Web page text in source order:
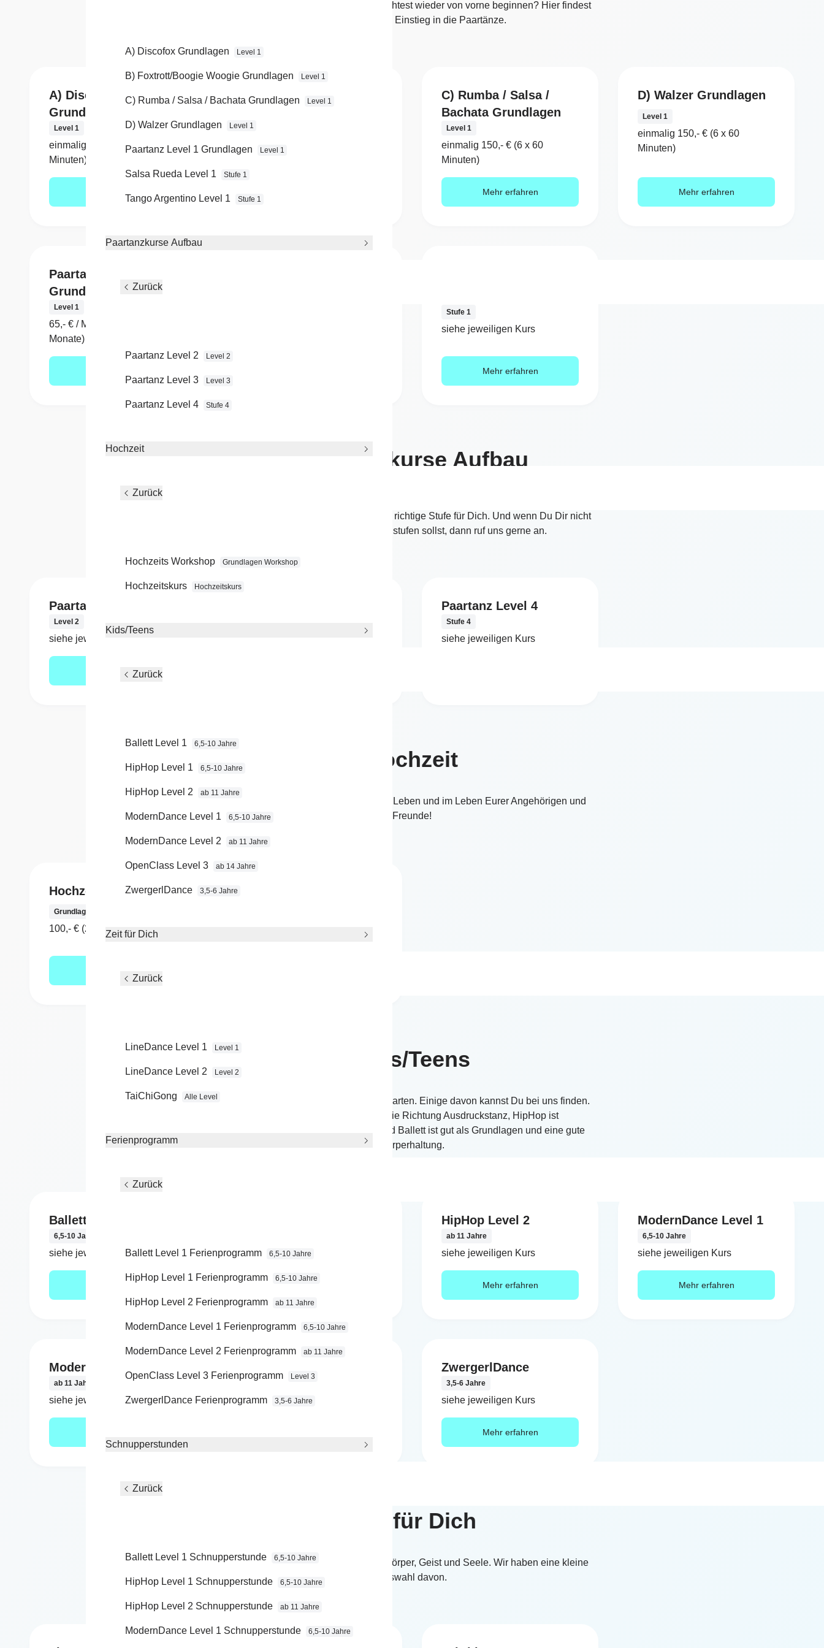
A) Discofox Grundlagen Level 1
B) Foxtrott/Boogie Woogie Grundlagen Level 1
C) Rumba / Salsa / Bachata Grundlagen Level 1
D) Walzer Grundlagen Level 1
Paartanz Level 1 Grundlagen Level 1
Salsa Rueda Level 1 Stufe 1
Tango Argentino Level 1 Stufe 1
Paartanzkurse Aufbau
Zurück
Paartanz Level 2 Level 2
Paartanz Level 3 Level 3
Paartanz Level 4 Stufe 4
Hochzeit
Zurück
Hochzeits Workshop Grundlagen Workshop
Hochzeitskurs Hochzeitskurs
Kids/Teens
Zurück
Ballett Level 1 6,5-10 Jahre
HipHop Level 1 6,5-10 Jahre
HipHop Level 2 ab 11 Jahre
ModernDance Level 1 6,5-10 Jahre
ModernDance Level 2 ab 11 Jahre
OpenClass Level 3 ab 14 Jahre
ZwergerlDance 3,5-6 Jahre
Zeit für Dich
Zurück
LineDance Level 1 Level 1
LineDance Level 2 Level 2
TaiChiGong Alle Level
Ferienprogramm
Zurück
Ballett Level 1 Ferienprogramm 6,5-10 Jahre
HipHop Level 1 Ferienprogramm 6,5-10 Jahre
HipHop Level 2 Ferienprogramm ab 11 Jahre
ModernDance Level 1 Ferienprogramm 6,5-10 Jahre
ModernDance Level 2 Ferienprogramm ab 11 Jahre
OpenClass Level 3 Ferienprogramm Level 3
ZwergerlDance Ferienprogramm 3,5-6 Jahre
Schnupperstunden
Zurück
Ballett Level 1 Schnupperstunde 6,5-10 Jahre
HipHop Level 1 Schnupperstunde 6,5-10 Jahre
HipHop Level 2 Schnupperstunde ab 11 Jahre
ModernDance Level 1 Schnupperstunde 6,5-10 Jahre
Du hast noch nicht getanzt oder möchtest wieder von vorne beginnen? Hier findest
Du den perfekten Einstieg in die Paartänze.
A) Discofox
Grundlagen
Level 1
einmalig 150,- € (6 x 60
Minuten)
B) Foxtrott/Boogie
Level 1
einmalig 150,- € (6 x 60
C) Rumba / Salsa /
Bachata Grundlagen
Level 1
einmalig 150,- € (6 x 60
Minuten)
Mehr erfahren
D) Walzer Grundlagen
Level 1
einmalig 150,- € (6 x 60
Minuten)
Mehr erfahren
Paartanz Level 1
Grundlagen
Level 1
65,- € / Monat (Laufzeit 12
Monate)
Stufe 1
siehe jeweiligen Kurs
Mehr erfahren
Paartanzkurse Aufbau
1 Jahr tanzt, dann findest Du hier die richtige Stufe für Dich. Und wenn Du Dir nicht
sicher bist, wo Du Dich einstufen sollst, dann ruf uns gerne an.
Paartanz Level 2
Level 2
siehe jeweiligen Kurs
Mehr erfahren
Paartanz Level 4
Stufe 4
siehe jeweiligen Kurs
Hochzeit
Einer der schönsten Tage in Eurem Leben und im Leben Eurer Angehörigen und
Freunde!
Hochzeits Workshop
Grundlagen Workshop
100,- € (2 x 120 Minuten)
Kids/Teens
Im Solotanz-Bereich gibt es viele Sparten. Einige davon kannst Du bei uns finden.
ModernDance geht mehr in die Richtung Ausdruckstanz, HipHop ist
wahrscheinlich jedem bekannt. Und Ballett ist gut als Grundlagen und eine gute
Körperhaltung.
Ballett Level 1
6,5-10 Jahre
siehe jeweiligen Kurs
Mehr erfahren
siehe jeweiligen Kurs
HipHop Level 2
ab 11 Jahre
siehe jeweiligen Kurs
Mehr erfahren
ModernDance Level 1
6,5-10 Jahre
siehe jeweiligen Kurs
Mehr erfahren
ModernDance Level 2
ab 11 Jahre
siehe jeweiligen Kurs
ab 14 Jahre
siehe jeweiligen Kurs
ZwergerlDance
3,5-6 Jahre
siehe jeweiligen Kurs
Mehr erfahren
Zeit für Dich
Bewegung jeder Art ist gesund für Körper, Geist und Seele. Wir haben eine kleine
Auswahl davon.